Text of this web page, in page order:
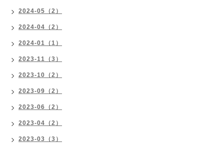
2024-05（2）
2024-04（2）
2024-01（1）
2023-11（3）
2023-10（2）
2023-09（2）
2023-06（2）
2023-04（2）
2023-03（3）